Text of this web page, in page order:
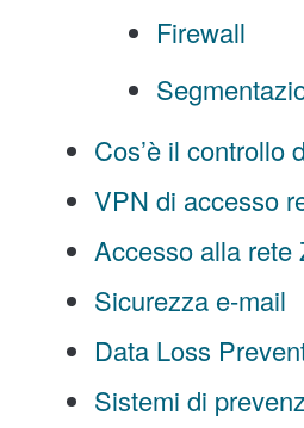
Firewall
Cos’è il controllo
VPN di accesso
Accesso alla rete
Sicurezza e-mail
Data Loss
Sistemi di